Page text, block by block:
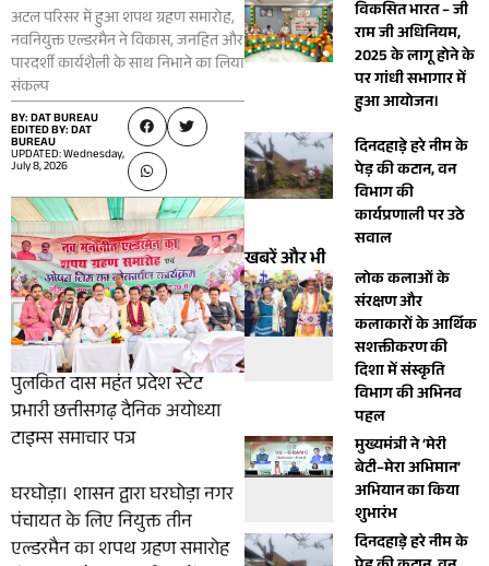
अटल परिसर में हुआ शपथ ग्रहण समारोह,
नवनियुक्त एल्डरमैन ने विकास, जनहित और
पारदर्शी कार्यशैली के साथ निभाने का लिया
संकल्प
BY: DAT BUREAU
EDITED BY: DAT
BUREAU
UPDATED: Wednesday,
July 8, 2026
पुलकित दास महंत प्रदेश स्टेट
प्रभारी छत्तीसगढ़ दैनिक अयोध्या
टाइम्स समाचार पत्र
घरघोड़ा। शासन द्वारा घरघोड़ा नगर
पंचायत के लिए नियुक्त तीन
एल्डरमैन का शपथ ग्रहण समारोह
विकसित भारत – जी
राम जी अधिनियम,
2025 के लागू होने के
पर गांधी सभागार में
हुआ आयोजन।
दिनदहाड़े हरे नीम के
पेड़ की कटान, वन
विभाग की
कार्यप्रणाली पर उठे
सवाल
खबरें और भी
लोक कलाओं के
संरक्षण और
कलाकारों के आर्थिक
सशक्तीकरण की
दिशा में संस्कृति
विभाग की अभिनव
पहल
मुख्यमंत्री ने ‘मेरी
बेटी–मेरा अभिमान’
अभियान का किया
शुभारंभ
दिनदहाड़े हरे नीम के